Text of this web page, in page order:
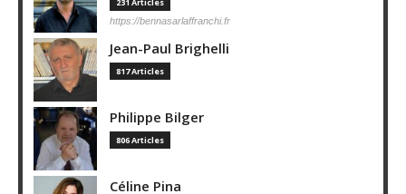
https://bennasarlaffranchi.fr
Jean-Paul Brighelli
817 Articles
Philippe Bilger
806 Articles
Céline Pina